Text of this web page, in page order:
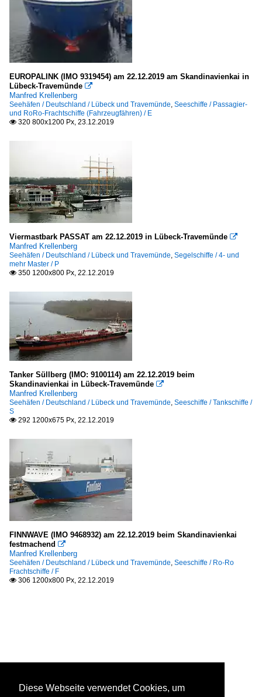
EUROPALINK (IMO 9319454) am 22.12.2019 am Skandinavienkai in
Lübeck-Travemünde 
Manfred Krellenberg
Seehäfen / Deutschland / Lübeck und Travemünde, Seeschiffe / Passagier-
und RoRo-Frachtschiffe (Fahrzeugfähren) / E
 320 800x1200 Px, 23.12.2019
Viermastbark PASSAT am 22.12.2019 in Lübeck-Travemünde 
Manfred Krellenberg
Seehäfen / Deutschland / Lübeck und Travemünde, Segelschiffe / 4- und
mehr Master / P
 350 1200x800 Px, 22.12.2019
Tanker Süllberg (IMO: 9100114) am 22.12.2019 beim
Skandinavienkai in Lübeck-Travemünde 
Manfred Krellenberg
Seehäfen / Deutschland / Lübeck und Travemünde, Seeschiffe / Tankschiffe /
S
 292 1200x675 Px, 22.12.2019
FINNWAVE (IMO 9468932) am 22.12.2019 beim Skandinavienkai
festmachend 
Manfred Krellenberg
Seehäfen / Deutschland / Lübeck und Travemünde, Seeschiffe / Ro-Ro
Frachtschiffe / F
 306 1200x800 Px, 22.12.2019
Diese Webseite verwendet Cookies, um